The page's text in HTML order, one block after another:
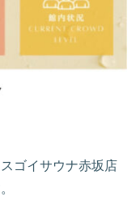
ゴイサウナ赤坂店